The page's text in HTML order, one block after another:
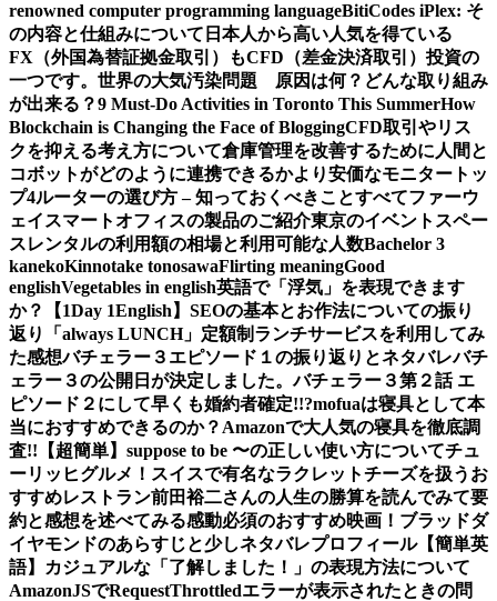
renowned computer programming languageBitiCodes iPlex: そ
の内容と仕組みについて 日本人から高い人気を得ている
FX（外国為替証拠金取引）もCFD（差金決済取引）投資の
一つです。 世界の大気汚染問題 原因は何？どんな取り組み
が出来る？9 Must-Do Activities in Toronto This SummerHow
Blockchain is Changing the Face of BloggingCFD取引やリス
クを抑える考え方について倉庫管理を改善するために人間と
コボットがどのように連携できるかより安価なモニタートッ
プ4ルーターの選び方 – 知っておくべきことすべてファーウ
ェイスマートオフィスの製品のご紹介東京のイベントスペー
スレンタルの利用額の相場と利用可能な人数Bachelor 3
kanekoKinnotake tonosawaFlirting meaningGood
englishVegetables in english英語で「浮気」を表現できます
か？【1Day 1English】 SEOの基本とお作法についての振り
返り
「always LUNCH」定額制ランチサービスを利用してみ
た感想バチェラー３エピソード１の振り返りとネタバレバチ
ェラー３の公開日が決定しました。バチェラー３第２話 エ
ピソード２にして早くも婚約者確定!!?mofuaは寝具として本
当におすすめできるのか？Amazonで大人気の寝具を徹底調
査!! 【超簡単】suppose to be 〜の正しい使い方についてチュ
ーリッヒグルメ！スイスで有名なラクレットチーズを扱うお
すすめレストラン前田裕二さんの人生の勝算を読んでみて要
約と感想を述べてみる感動必須のおすすめ映画！ブラッドダ
イヤモンドのあらすじと少しネタバレプロフィール【簡単英
語】カジュアルな「了解しました！」の表現方法について
AmazonJSでRequestThrottledエラーが表示されたときの問